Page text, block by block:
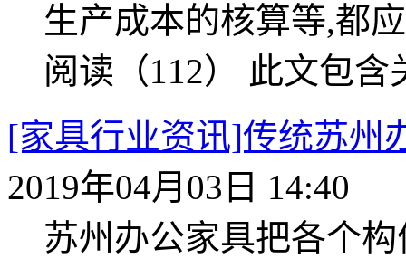
生产成本的核算等,都
阅读（112） 此文包含
[家具行业资讯]传统苏州
2019年04月03日 14:40
苏州办公家具把各个